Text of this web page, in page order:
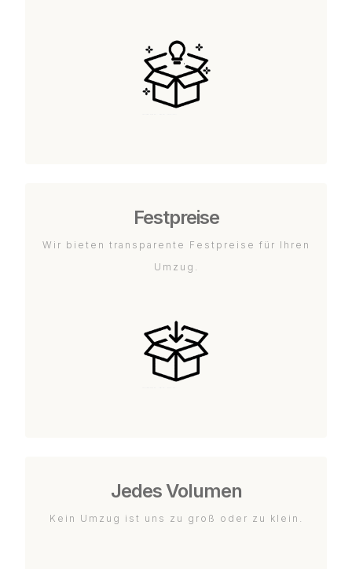
Festpreise
Wir bieten transparente Festpreise für Ihren
Umzug.
Jedes Volumen
Kein Umzug ist uns zu groß oder zu klein.